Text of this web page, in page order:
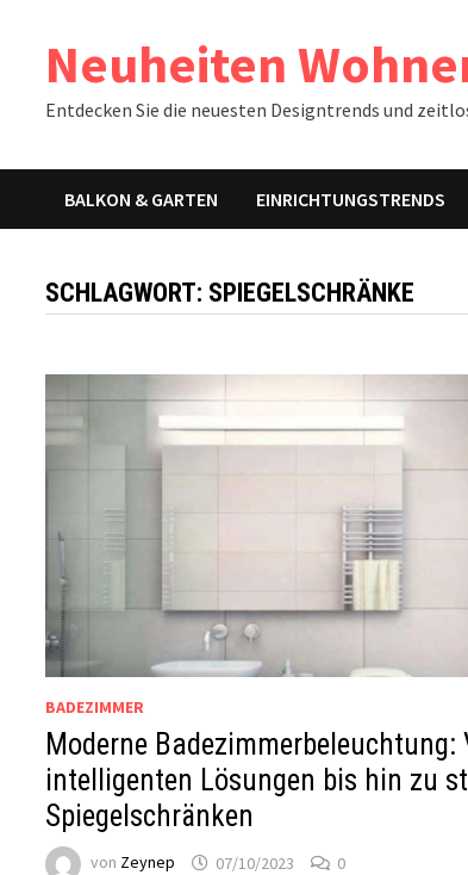
Inhalt
springenNeuheiten
Entdecken Sie die neuesten Designtrends und
BALKON & GARTEN EINRICHTUNGSTRENDS
SCHLAGWORT: SPIEGELSCHRÄNKE
BADEZIMMER
Moderne Badezimmerbeleuchtung:
intelligenten Lösungen bis hin zu
Spiegelschränken
von Zeynep 07/10/2023 0